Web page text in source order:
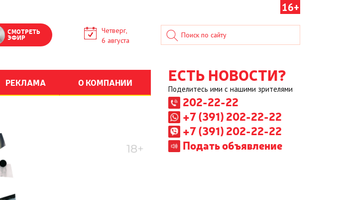
16+
СМОТРЕТЬ
ЭФИР
Четверг,
6 августа
РЕКЛАМА О КОМПАНИИ ЕСТЬ НОВОСТИ?
Поделитесь ими с нашими зрителями
202-22-22
+7 (391) 202-22-22
+7 (391) 202-22-22
Подать объявление